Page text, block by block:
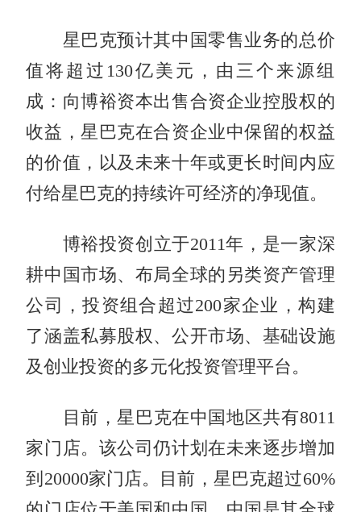
星巴克预计其中国零售业务的总价
值将超过130亿美元，由三个来源组
成：向博裕资本出售合资企业控股权的
收益，星巴克在合资企业中保留的权益
的价值，以及未来十年或更长时间内应
付给星巴克的持续许可经济的净现值。
博裕投资创立于2011年，是一家深
耕中国市场、布局全球的另类资产管理
公司，投资组合超过200家企业，构建
了涵盖私募股权、公开市场、基础设施
及创业投资的多元化投资管理平台。
目前，星巴克在中国地区共有8011
家门店。该公司仍计划在未来逐步增加
到20000家门店。目前，星巴克超过60%